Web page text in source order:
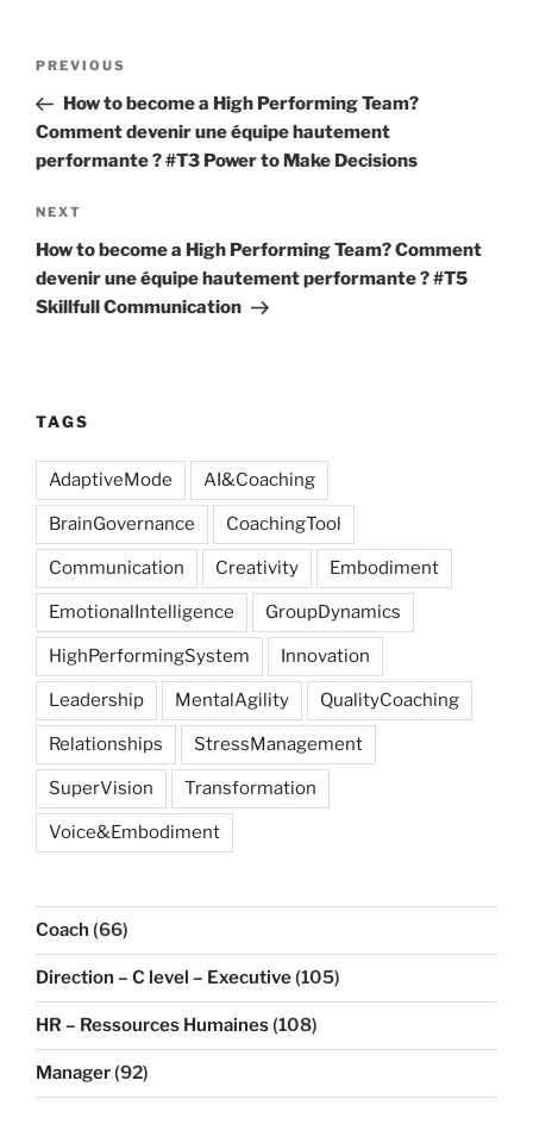
Previous
Post
PREVIOUS
How to become a High Performing Team?
Comment devenir une équipe hautement
performante ? #T3 Power to Make Decisions
Next
Post
NEXT
How to become a High Performing Team? Comment
devenir une équipe hautement performante ? #T5
Skillfull Communication
TAGS
AdaptiveMode AI&Coaching
BrainGovernance CoachingTool
Communication Creativity Embodiment
EmotionalIntelligence GroupDynamics
HighPerformingSystem Innovation
Leadership MentalAgility QualityCoaching
Relationships StressManagement
SuperVision Transformation
Voice&Embodiment
Coach (66)
Direction – C level – Executive(105)
HR – Ressources Humaines(108)
Manager(92)